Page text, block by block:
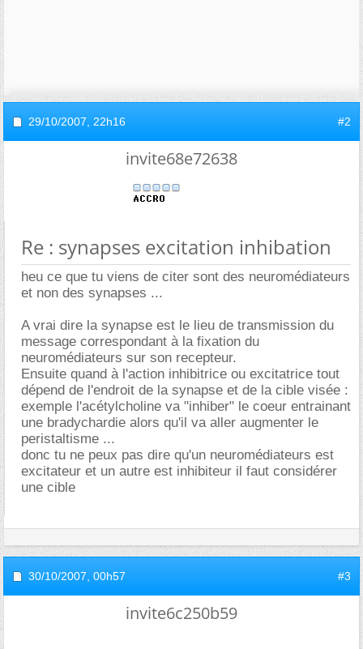
29/10/2007, 22h16 #2
invite68e72638
Re : synapses excitation inhibation
heu ce que tu viens de citer sont des neuromédiateurs
et non des synapses ...
A vrai dire la synapse est le lieu de transmission du
message correspondant à la fixation du
neuromédiateurs sur son recepteur.
Ensuite quand à l'action inhibitrice ou excitatrice tout
dépend de l'endroit de la synapse et de la cible visée :
exemple l'acétylcholine va "inhiber" le coeur entrainant
une bradychardie alors qu'il va aller augmenter le
peristaltisme ...
donc tu ne peux pas dire qu'un neuromédiateurs est
excitateur et un autre est inhibiteur il faut considérer
une cible
30/10/2007, 00h57 #3
invite6c250b59